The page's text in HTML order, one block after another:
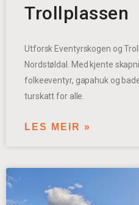
Trollplassen
Utforsk Eventyrskogen og
Nordstøldal. Med kjente
folkeeventyr, gapahuk og
turskatt for alle.
LES MEIR »